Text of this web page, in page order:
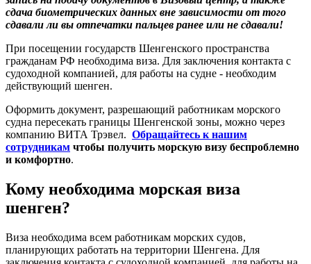
сдача биометрических данных вне зависимости от того
сдавали ли вы отпечатки пальцев ранее или не сдавали!
При посещении государств Шенгенского пространства
гражданам РФ необходима виза. Для заключения контакта с
судоходной компанией, для работы на судне - необходим
действующий шенген.
Оформить документ, разрешающий работникам морского
судна пересекать границы Шенгенской зоны, можно через
компанию ВИТА Трэвел. Обращайтесь к нашим
сотрудникам чтобы получить морскую визу беспроблемно
и комфортно.
Кому необходима морская виза
шенген?
Виза необходима всем работникам морских судов,
планирующих работать на территории Шенгена. Для